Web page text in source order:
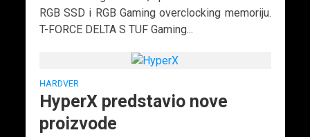
RGB SSD i RGB Gaming overclocking memoriju.
T-FORCE DELTA S TUF Gaming...
HARDVER
HyperX predstavio nove
proizvode